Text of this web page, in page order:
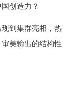
创造力？
到集群亮相，热
美输出的结构性